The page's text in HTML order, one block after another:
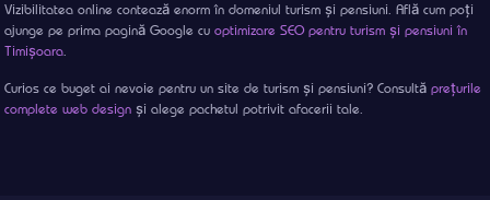
Vizibilitatea online contează enorm în domeniul turism și pensiuni. Află cum poți
ajunge pe prima pagină Google cuoptimizare SEO pentru turism și pensiuni în
Timișoara.
Curios ce buget ai nevoie pentru un site de turism și pensiuni? Consultăprețurile
complete web design și alege pachetul potrivit afacerii tale.